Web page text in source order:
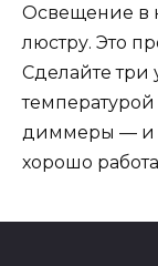
Освещение в
люстру. Это
Сделайте три
температурой
диммеры — и
хорошо